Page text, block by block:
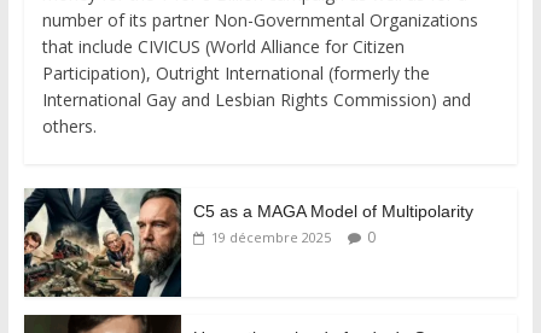
number of its partner Non-Governmental Organizations
that include CIVICUS (World Alliance for Citizen
Participation), Outright International (formerly the
International Gay and Lesbian Rights Commission) and
others.
C5 as a MAGA Model of Multipolarity
19 décembre 2025 0